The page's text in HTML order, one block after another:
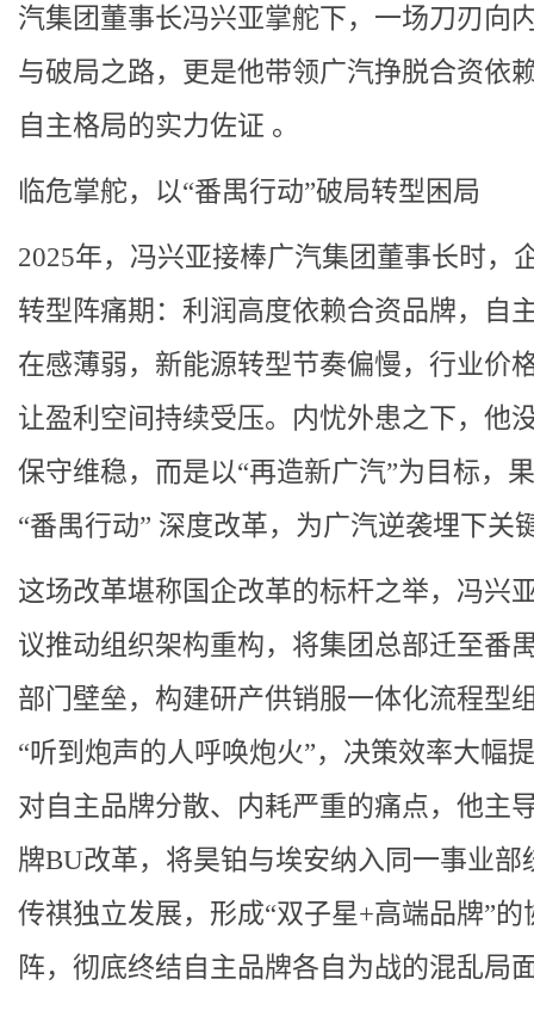
汽集团董事长冯兴亚掌舵下，一场刀刃向
与破局之路，更是他带领广汽挣脱合资依
自主格局的实力佐证 。
临危掌舵，以“番禺行动”破局转型困局
2025年，冯兴亚接棒广汽集团董事长时，
转型阵痛期：利润高度依赖合资品牌，自
在感薄弱，新能源转型节奏偏慢，行业价
让盈利空间持续受压。内忧外患之下，他
保守维稳，而是以“再造新广汽”为目标，
“番禺行动” 深度改革，为广汽逆袭埋下关
这场改革堪称国企改革的标杆之举，冯兴
议推动组织架构重构，将集团总部迁至番
部门壁垒，构建研产供销服一体化流程型
“听到炮声的人呼唤炮火”，决策效率大幅
对自主品牌分散、内耗严重的痛点，他主
牌BU改革，将昊铂与埃安纳入同一事业部
传祺独立发展，形成“双子星+高端品牌”的
阵，彻底终结自主品牌各自为战的混乱局